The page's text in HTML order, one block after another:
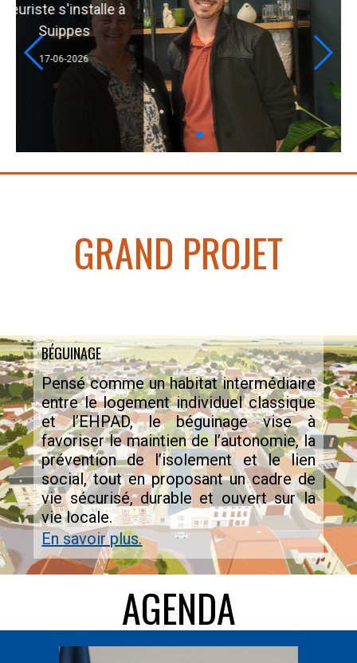
s'installe à
Suippes
17-06-2026
GRAND PROJET
BÉGUINAGE
Pensé comme un habitat intermédiaire
entre le logement individuel classique
et l’EHPAD, le béguinage vise à
favoriser le maintien de l’autonomie, la
prévention de l’isolement et le lien
social, tout en proposant un cadre de
vie sécurisé, durable et ouvert sur la
vie locale.
En savoir plus.
AGENDA